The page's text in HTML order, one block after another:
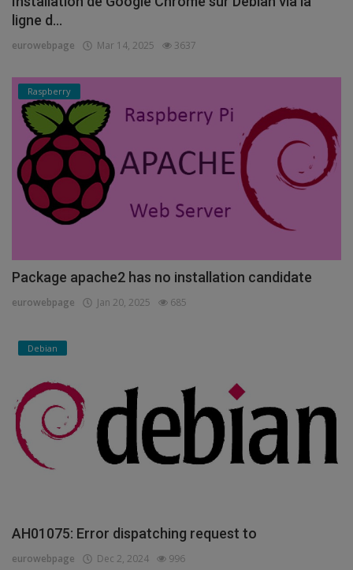
ligne d...
eurowebpage Mar 14, 2025 3637
Raspberry
Package apache2 has no installation candidate
eurowebpage Jan 20, 2025 685
Debian
AH01075: Error dispatching request to
eurowebpage Dec 2, 2024 996